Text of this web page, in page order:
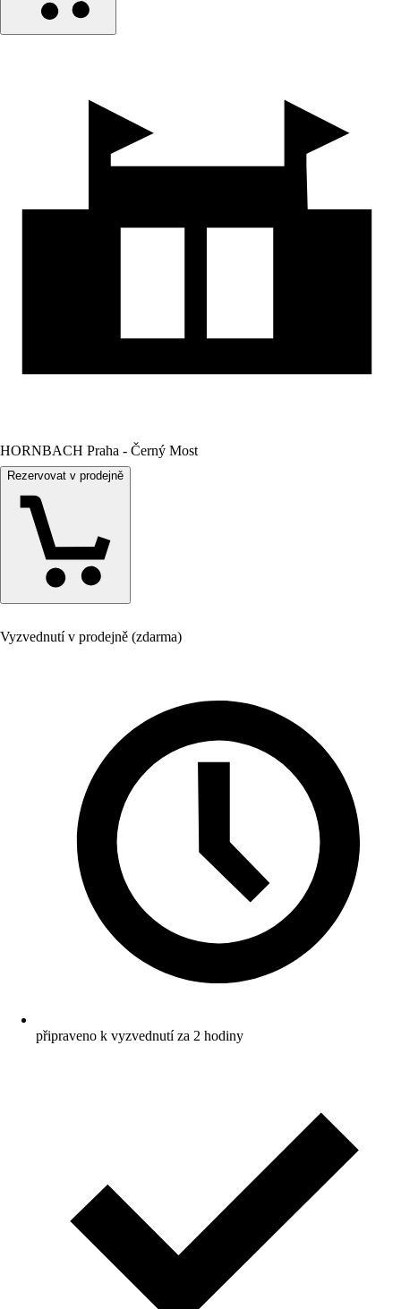
HORNBACH Praha - Černý Most
Rezervovat v prodejně
Vyzvednutí v prodejně (zdarma)
připraveno k vyzvednutí za 2 hodiny